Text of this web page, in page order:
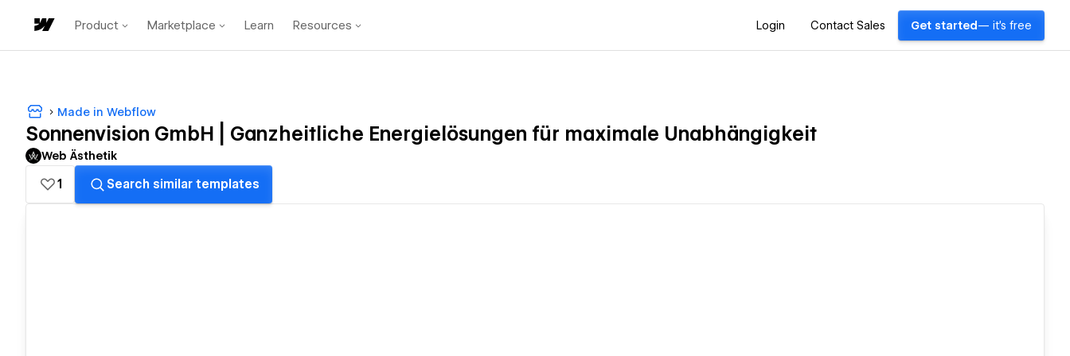
Product Marketplace Learn Resources Login Contact Sales Get started — it's free
Made in Webflow
Sonnenvision GmbH | Ganzheitliche Energielösungen für maximale Unabhängigkeit
Web Ästhetik
1 Search similar templates